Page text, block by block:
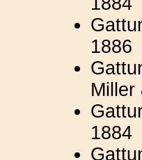
1886
Miller
1884